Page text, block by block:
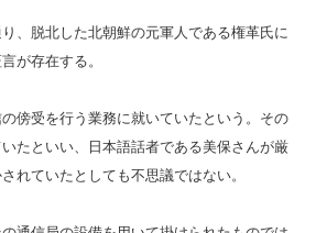
、脱北した北朝鮮の元軍人である権革氏に
が存在する。
傍受を行う業務に就いていたという。その
たといい、日本語話者である美保さんが厳
れていたとしても不思議ではない。